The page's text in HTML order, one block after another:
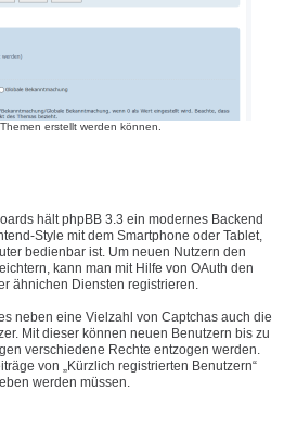
erstellt werden können.
hält phpBB 3.3 ein modernes Backend
Style mit dem Smartphone oder Tablet,
bedienbar ist. Um neuen Nutzern den
kann man mit Hilfe von OAuth den
ähnichen Diensten registrieren.
neben eine Vielzahl von Captchas auch die
Mit dieser können neuen Benutzern bis zu
verschiedene Rechte entzogen werden.
von „Kürzlich registrierten Benutzern“
werden müssen.